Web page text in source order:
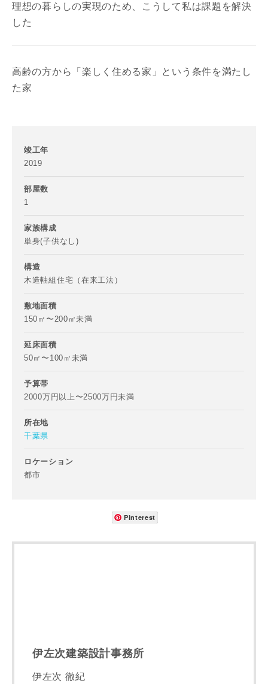
理想の暮らしの実現のため、こうして私は課題を解決
した
高齢の方から「楽しく住める家」という条件を満たし
た家
竣工年
2019
部屋数
1
家族構成
単身(子供なし)
構造
木造軸組住宅（在来工法）
敷地面積
150㎡〜200㎡未満
延床面積
50㎡〜100㎡未満
予算帯
2000万円以上〜2500万円未満
所在地
千葉県
ロケーション
都市
Pinterest
伊左次建築設計事務所
伊左次 徹紀
お名前
郵便番号
市区町村